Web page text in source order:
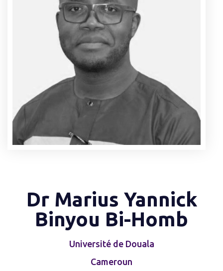
Dr Marius Yannick
Binyou Bi-Homb
Université de Douala
Cameroun